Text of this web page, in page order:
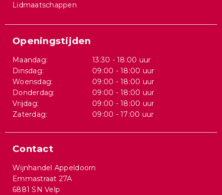
Lidmaatschappen
Openingstijden
Maandag:
13:30 - 18:00 uur
Dinsdag:
09:00 - 18:00 uur
Woensdag:
09:00 - 18:00 uur
Donderdag:
09:00 - 18:00 uur
Vrijdag:
09:00 - 18:00 uur
Zaterdag:
09:00 - 17:00 uur
Contact
Wijnhandel Appeldoorn
Emmastraat 27A
6881 SN Velp